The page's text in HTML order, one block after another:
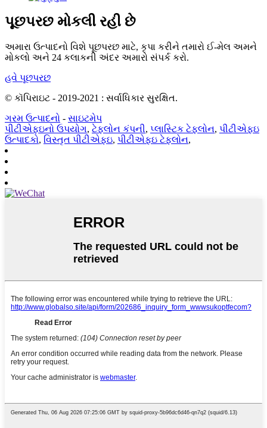
પૂછપરછ મોકલી રહી છે
અમારા ઉત્પાદનો વિશે પૂછપરછ માટે, કૃપા કરીને તમારો ઈ-મેલ અમને
મોકલો અને 24 કલાકની અંદર અમારો સંપર્ક કરો.
હવે પૂછપરછ
© કૉપિરાઇટ - 2019-2021 : સર્વાધિકાર સુરક્ષિત.
ગરમ ઉત્પાદનો - સાઇટમેપ
પીટીએફઇનો ઉપયોગ, ટેફલોન કંપની, પ્લાસ્ટિક ટેફલોન, પીટીએફઇ
ઉત્પાદકો, વિસ્તૃત પીટીએફઇ, પીટીએફઇ ટેફલોન,